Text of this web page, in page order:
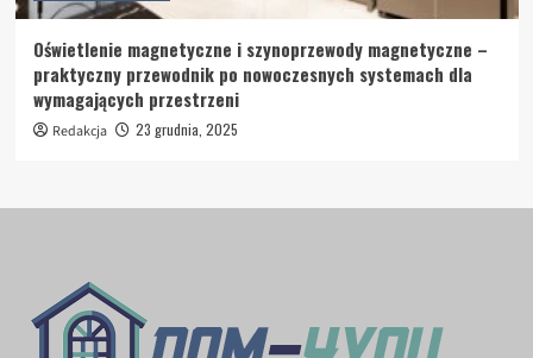
Oświetlenie magnetyczne i szynoprzewody magnetyczne –
praktyczny przewodnik po nowoczesnych systemach dla
wymagających przestrzeni
Redakcja 23 grudnia, 2025